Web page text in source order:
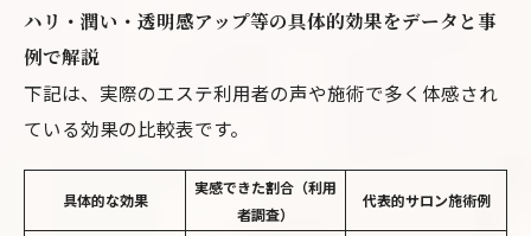
ハリ・潤い・透明感アップ等の具体的効果をデータと事
例で解説
下記は、実際のエステ利用者の声や施術で多く体感され
ている効果の比較表です。
具体的な効果
実感できた割合（利用
者調査）
代表的サロン施術例